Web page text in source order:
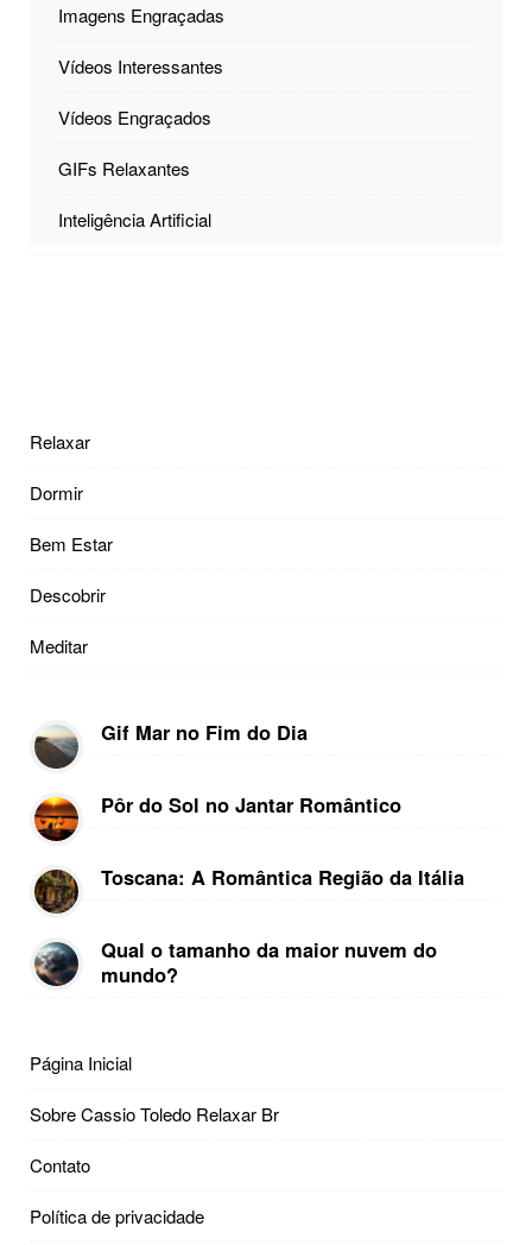
Imagens Engraçadas
Vídeos Interessantes
Vídeos Engraçados
GIFs Relaxantes
Inteligência Artificial
Relaxar
Dormir
Bem Estar
Descobrir
Meditar
Gif Mar no Fim do Dia
Pôr do Sol no Jantar Romântico
Toscana: A Romântica Região da Itália
Qual o tamanho da maior nuvem do
mundo?
Página Inicial
Sobre Cassio Toledo Relaxar Br
Contato
Política de privacidade